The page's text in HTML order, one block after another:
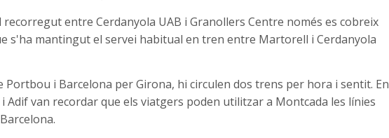
recorregut entre Cerdanyola UAB i Granollers Centre només es cobreix
s'ha mantingut el servei habitual en tren entre Martorell i Cerdanyola
Portbou i Barcelona per Girona, hi circulen dos trens per hora i sentit. En
Adif van recordar que els viatgers poden utilitzar a Montcada les línies